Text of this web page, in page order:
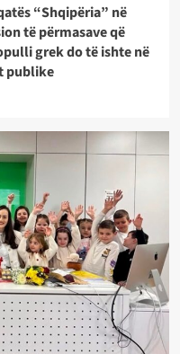
“Shqipëria” në
të përmasave që
grek do të ishte në
publike